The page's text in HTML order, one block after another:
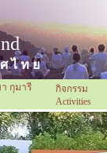
ไ ท ย
กุมารี
กิจกรรม
Activities